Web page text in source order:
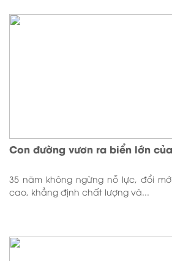
Con đường vươn ra biển lớn
35 năm không ngừng nỗ lực, đổi
cao, khẳng định chất lượng và...